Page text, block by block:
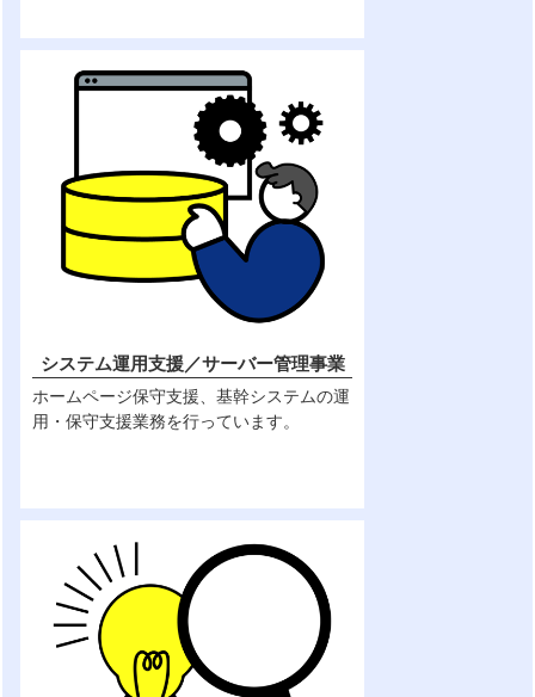
システム運用支援／サーバー管理事業
ホームページ保守支援、基幹システムの運
用・保守支援業務を行っています。